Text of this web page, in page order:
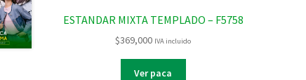
ESTANDAR MIXTA TEMPLADO – F5758
$369,000 IVA incluido
Ver paca